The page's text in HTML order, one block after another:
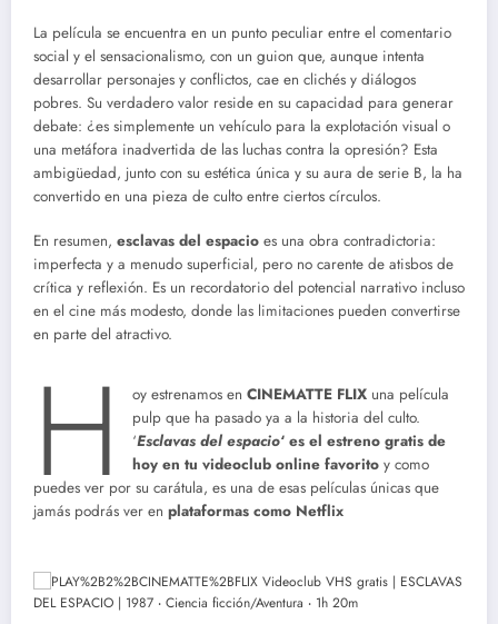
La película se encuentra en un punto peculiar entre el comentario
social y el sensacionalismo, con un guion que, aunque intenta
desarrollar personajes y conflictos, cae en clichés y diálogos
pobres. Su verdadero valor reside en su capacidad para generar
debate: ¿es simplemente un vehículo para la explotación visual o
una metáfora inadvertida de las luchas contra la opresión? Esta
ambigüedad, junto con su estética única y su aura de serie B, la ha
convertido en una pieza de culto entre ciertos círculos.
En resumen, esclavas del espacio es una obra contradictoria:
imperfecta y a menudo superficial, pero no carente de atisbos de
crítica y reflexión. Es un recordatorio del potencial narrativo incluso
en el cine más modesto, donde las limitaciones pueden convertirse
en parte del atractivo.
H oy estrenamos en CINEMATTE FLIX una película
pulp que ha pasado ya a la historia del culto.
‘Esclavas del espacio‘ es el estreno gratis de
hoy en tu videoclub online favorito y como
puedes ver por su carátula, es una de esas películas únicas que
jamás podrás ver en plataformas como Netflix